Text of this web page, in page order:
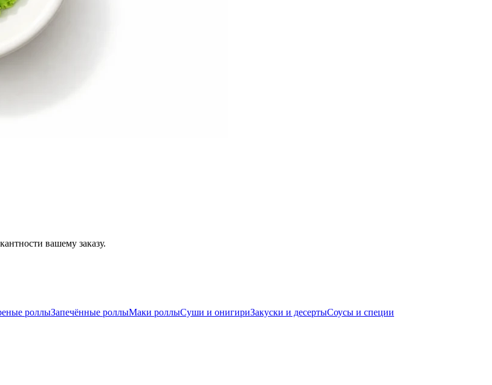
вашему заказу.
роллыЗапечённые роллыМаки роллыСуши и онигириЗакуски и десертыСоусы и специи